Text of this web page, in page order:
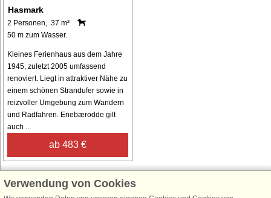
Hasmark
2 Personen, 37 m²
50 m zum Wasser.
Kleines Ferienhaus aus dem Jahre
1945, zuletzt 2005 umfassend
renoviert. Liegt in attraktiver Nähe zu
einem schönen Strandufer sowie in
reizvoller Umgebung zum Wandern
und Radfahren. Enebærodde gilt
auch ...
ab 483 €
Verwendung von Cookies